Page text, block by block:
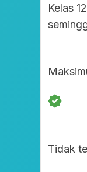
Kelas
Tidak